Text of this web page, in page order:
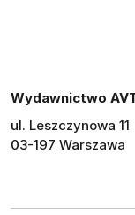
Wydawnictwo
ul. Leszczynowa 11
03-197 Warszawa